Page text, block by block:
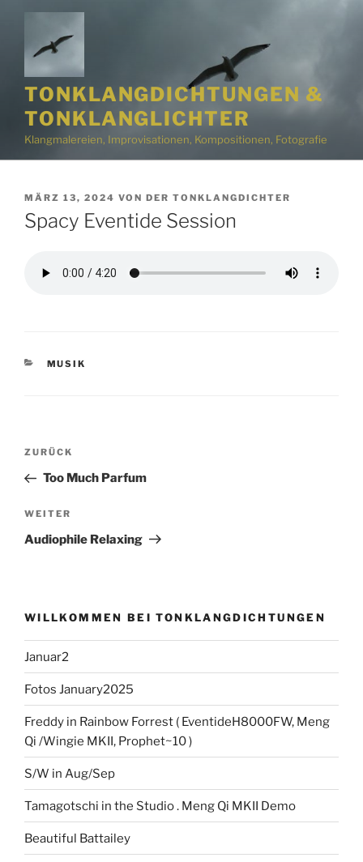
springen
TONKLANGDICHTUNGEN &
TONKLANGLICHTER
Klangmalereien, Improvisationen, Kompositionen, Fotografie
VERÖFFENTLICHT
AM
MÄRZ 13, 2024 VON DER TONKLANGDICHTER
Spacy Eventide Session
KATEGORIEN
MUSIK
Beitragsnavigation
Vorheriger
Beitrag
ZURÜCK
Too Much Parfum
Nächster
Beitrag
WEITER
Audiophile Relaxing
WILLKOMMEN BEI TONKLANGDICHTUNGEN
Januar2
Fotos January2025
Freddy in Rainbow Forrest ( EventideH8000FW, Meng
Qi /Wingie MKII, Prophet~10 )
S/W in Aug/Sep
Tamagotschi in the Studio . Meng Qi MKII Demo
Beautiful Battailey